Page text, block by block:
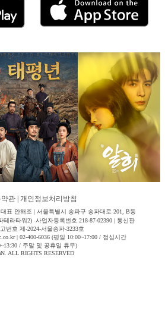
약관 개인정보처리방침
표 안해조 | 서울특별시 송파구 송파대로 201, B동
테라타워2) 사업자등록번호 218-87-02390 | 통신판
번호 제-2024-서울송파-3233호
| 02-400-6036 (평일 10:00~17:00 / 점심시간
/ 주말 및 공휴일 휴무)
ALL RIGHTS RESERVED